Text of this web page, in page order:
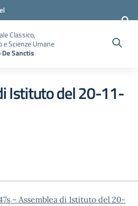
Classico,
e Scienze Umane
De Sanctis
Istituto del 20-11-
– Assemblea di Istituto del 20-